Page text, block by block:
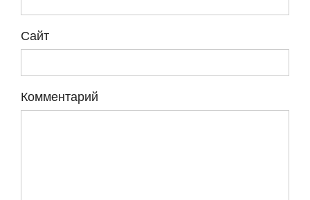
Сайт
Комментарий